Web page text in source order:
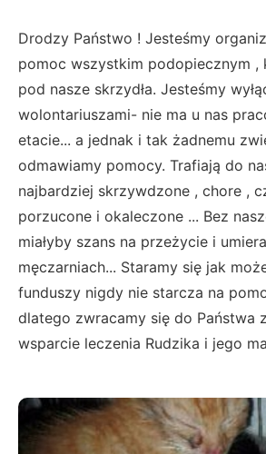
Drodzy Państwo ! Jesteśmy
pomoc wszystkim podopiecznym ,
pod nasze skrzydła. Jesteśmy
wolontariuszami- nie ma u nas
etacie... a jednak i tak żadnemu
odmawiamy pomocy. Trafiają do
najbardziej skrzywdzone , chore ,
porzucone i okaleczone ... Bez
miałyby szans na przeżycie i
męczarniach... Staramy się jak
funduszy nigdy nie starcza na
dlatego zwracamy się do Państwa
wsparcie leczenia Rudzika i jego